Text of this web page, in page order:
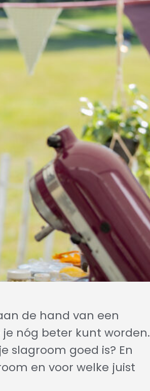
de hand van een
nóg beter kunt worden.
slagroom goed is? En
en voor welke juist